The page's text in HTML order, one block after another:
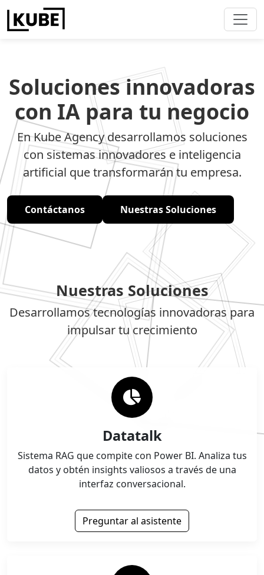
Soluciones innovadoras
con IA para tu negocio
En Kube Agency desarrollamos soluciones
con sistemas innovadores e inteligencia
artificial que transformarán tu empresa.
Contáctanos Nuestras Soluciones
Nuestras Soluciones
Desarrollamos tecnologías innovadoras para
impulsar tu crecimiento
Datatalk
Sistema RAG que compite con Power BI. Analiza tus
datos y obtén insights valiosos a través de una
interfaz conversacional.
Preguntar al asistente